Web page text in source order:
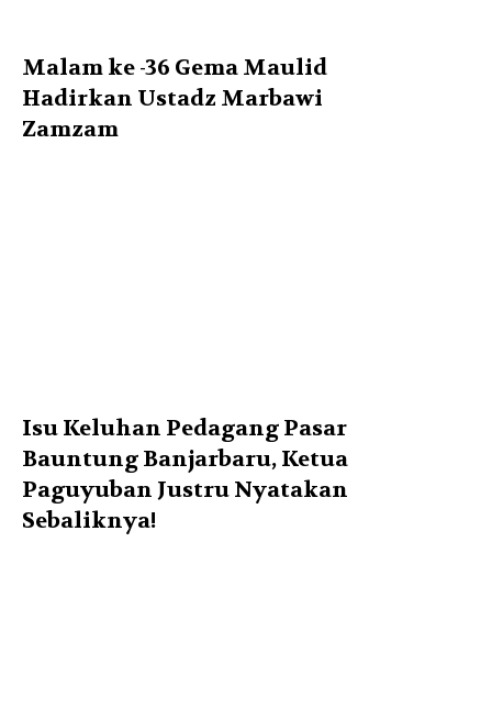
Malam ke -36 Gema Maulid
Hadirkan Ustadz Marbawi
Zamzam
Isu Keluhan Pedagang Pasar
Bauntung Banjarbaru, Ketua
Paguyuban Justru Nyatakan
Sebaliknya!